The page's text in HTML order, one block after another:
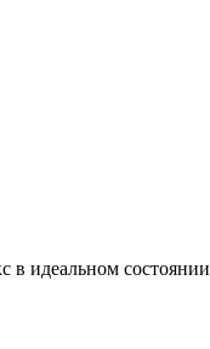
в идеальном состоянии